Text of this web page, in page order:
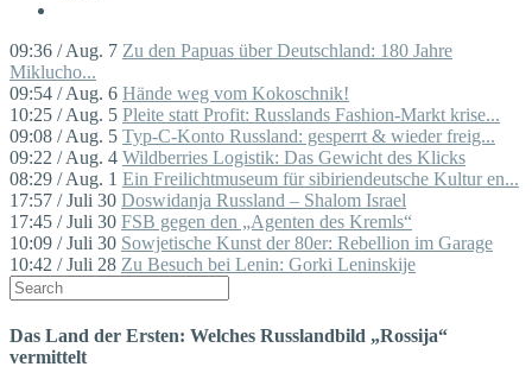
09:36 / Aug. 7 Zu den Papuas über Deutschland: 180 Jahre
Miklucho...
09:54 / Aug. 6 Hände weg vom Kokoschnik!
10:25 / Aug. 5 Pleite statt Profit: Russlands Fashion-Markt krise...
09:08 / Aug. 5 Typ-C-Konto Russland: gesperrt & wieder freig...
09:22 / Aug. 4 Wildberries Logistik: Das Gewicht des Klicks
08:29 / Aug. 1 Ein Freilichtmuseum für sibiriendeutsche Kultur en...
17:57 / Juli 30 Doswidanja Russland – Shalom Israel
17:45 / Juli 30 FSB gegen den „Agenten des Kremls“
10:09 / Juli 30 Sowjetische Kunst der 80er: Rebellion im Garage
10:42 / Juli 28 Zu Besuch bei Lenin: Gorki Leninskije
Das Land der Ersten: Welches Russlandbild „Rossija“
vermittelt